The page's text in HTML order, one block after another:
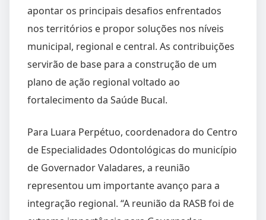
apontar os principais desafios enfrentados
nos territórios e propor soluções nos níveis
municipal, regional e central. As contribuições
servirão de base para a construção de um
plano de ação regional voltado ao
fortalecimento da Saúde Bucal.
Para Luara Perpétuo, coordenadora do Centro
de Especialidades Odontológicas do município
de Governador Valadares, a reunião
representou um importante avanço para a
integração regional. “A reunião da RASB foi de